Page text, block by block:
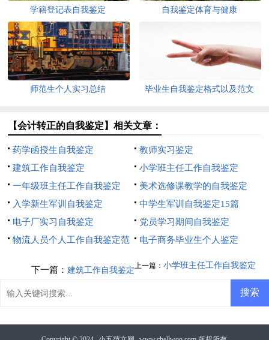
学籍登记表自我鉴定 自我鉴定体育与健康
师范生个人实习总结 毕业生自我鉴定格式以及范文
【会计转正的自我鉴定】相关文章：
药学函授生自我鉴定
教师实习鉴定
建筑工作自我鉴定
小学班主任工作自我鉴定
一年级班主任工作自我鉴定
美术选修课教学的自我鉴定
入学新生军训自我鉴定
中学生军训自我鉴定15篇
电子厂实习自我鉴定
党员学习期间自我鉴定
物流人员个人工作自我鉴定范
电子商务毕业生个人鉴定
上一篇： 小学班主任工作自我鉴定
下一篇： 建筑工作自我鉴定